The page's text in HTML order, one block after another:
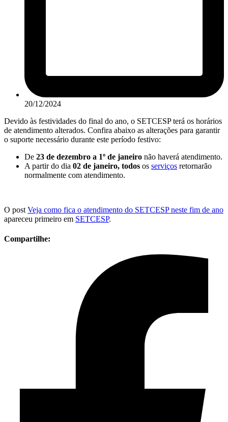
20/12/2024
Devido às festividades do final do ano, o SETCESP terá os horários
de atendimento alterados. Confira abaixo as alterações para garantir
o suporte necessário durante este período festivo:
De 23 de dezembro a 1º de janeiro não haverá atendimento.
A partir do dia 02 de janeiro, todos os serviços retornarão
normalmente com atendimento.
O post Veja como fica o atendimento do SETCESP neste fim de ano
apareceu primeiro em SETCESP.
Compartilhe: